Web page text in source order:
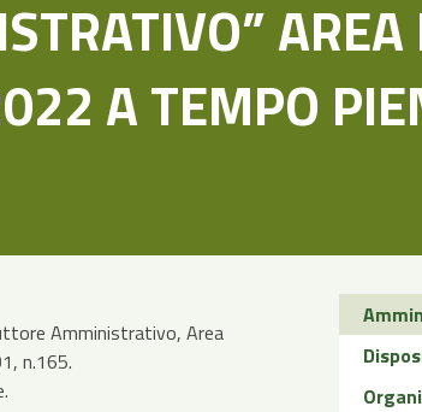
A TEMPO
Amministrativo, Area
n.165.